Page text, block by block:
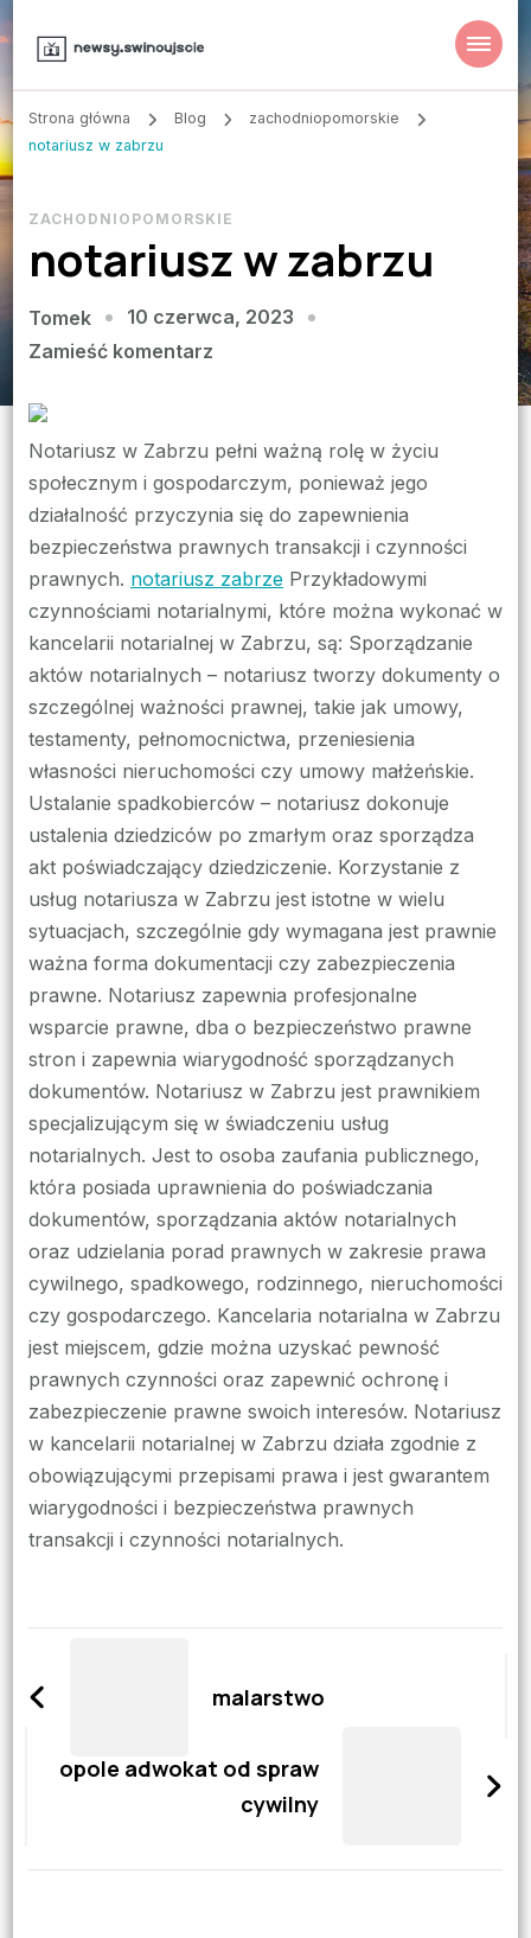
Strona główna Blog
zachodniopomorskie
notariusz w zabrzu
ZACHODNIOPOMORSKIE
notariusz w zabrzu
Tomek
10 czerwca, 2023
Zamieść komentarzwe
w
zabrzu
Notariusz w Zabrzu pełni ważną rolę w życiu
społecznym i gospodarczym, ponieważ jego
działalność przyczynia się do zapewnienia
bezpieczeństwa prawnych transakcji i czynności
prawnych. notariusz zabrzePrzykładowymi
czynnościami notarialnymi, które można wykonać w
kancelarii notarialnej w Zabrzu, są: Sporządzanie
aktów notarialnych – notariusz tworzy dokumenty o
szczególnej ważności prawnej, takie jak umowy,
testamenty, pełnomocnictwa, przeniesienia
własności nieruchomości czy umowy małżeńskie.
Ustalanie spadkobierców – notariusz dokonuje
ustalenia dziedziców po zmarłym oraz sporządza
akt poświadczający dziedziczenie. Korzystanie z
usług notariusza w Zabrzu jest istotne w wielu
sytuacjach, szczególnie gdy wymagana jest prawnie
ważna forma dokumentacji czy zabezpieczenia
prawne. Notariusz zapewnia profesjonalne
wsparcie prawne, dba o bezpieczeństwo prawne
stron i zapewnia wiarygodność sporządzanych
dokumentów. Notariusz w Zabrzu jest prawnikiem
specjalizującym się w świadczeniu usług
notarialnych. Jest to osoba zaufania publicznego,
która posiada uprawnienia do poświadczania
dokumentów, sporządzania aktów notarialnych
oraz udzielania porad prawnych w zakresie prawa
cywilnego, spadkowego, rodzinnego, nieruchomości
czy gospodarczego. Kancelaria notarialna w Zabrzu
jest miejscem, gdzie można uzyskać pewność
prawnych czynności oraz zapewnić ochronę i
zabezpieczenie prawne swoich interesów. Notariusz
w kancelarii notarialnej w Zabrzu działa zgodnie z
obowiązującymi przepisami prawa i jest gwarantem
wiarygodności i bezpieczeństwa prawnych
transakcji i czynności notarialnych.
wpisy
malarstwo
opole adwokat od spraw
cywilny